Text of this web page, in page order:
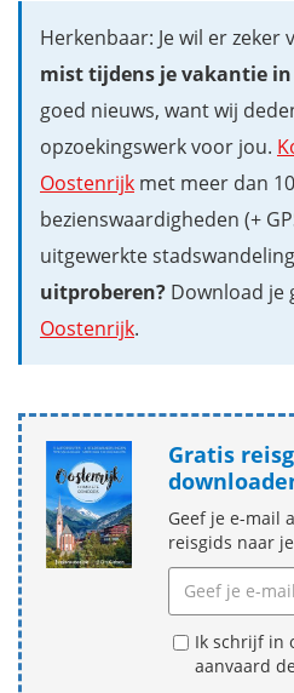
Herkenbaar: Je wil er zeker
mist tijdens je vakantie
goed nieuws, want wij
opzoekingswerk voor jou.
Oostenrijk met meer dan
bezienswaardigheden (+
uitgewerkte
uitproberen? Download je
Oostenrijk.
Gratis
Geef je e-mail
reisgids naar
Ik schrijf in
aanvaard de